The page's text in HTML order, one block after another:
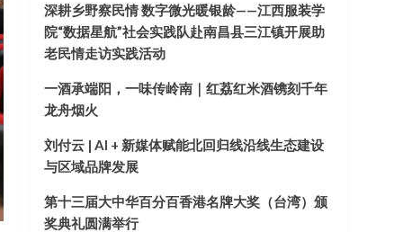
深耕乡野察民情 数字微光暖银龄——江西服装学
院“数据星航”社会实践队赴南昌县三江镇开展助
老民情走访实践活动
一酒承端阳，一味传岭南｜红荔红米酒镌刻千年
龙舟烟火
刘付云 | AI + 新媒体赋能北回归线沿线生态建设
与区域品牌发展
第十三届大中华百分百香港名牌大奖（台湾）颁
奖典礼圆满举行